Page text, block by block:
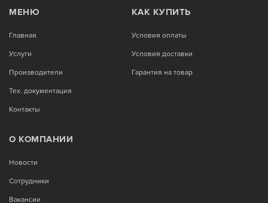
МЕНЮ
Главная
Услуги
Производители
Тех. документация
Контакты
КАК КУПИТЬ
Условия оплаты
Условия доставки
Гарантия на товар
О КОМПАНИИ
Новости
Сотрудники
Вакансии